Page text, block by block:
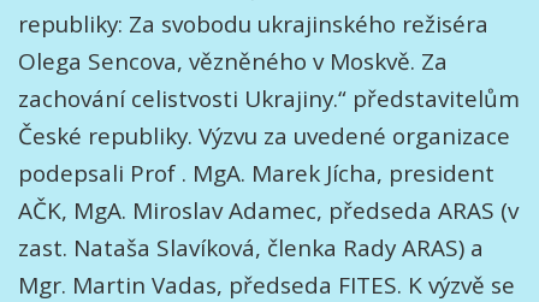
republiky: Za svobodu ukrajinského režiséra
Olega Sencova, vězněného v Moskvě. Za
zachování celistvosti Ukrajiny.“ představitelům
České republiky. Výzvu za uvedené organizace
podepsali Prof . MgA. Marek Jícha, president
AČK, MgA. Miroslav Adamec, předseda ARAS (v
zast. Nataša Slavíková, členka Rady ARAS) a
Mgr. Martin Vadas, předseda FITES. K výzvě se